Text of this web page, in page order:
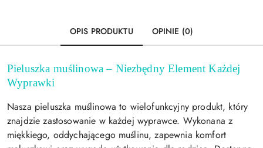
OPIS PRODUKTU OPINIE (0)
Pieluszka muślinowa – Niezbędny Element Każdej
Wyprawki
Nasza pieluszka muślinowa to wielofunkcyjny produkt, który
znajdzie zastosowanie w każdej wyprawce. Wykonana z
miękkiego, oddychającego muślinu, zapewnia komfort